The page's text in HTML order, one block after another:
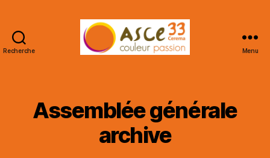
Recherche Menu
Assemblée générale
archive